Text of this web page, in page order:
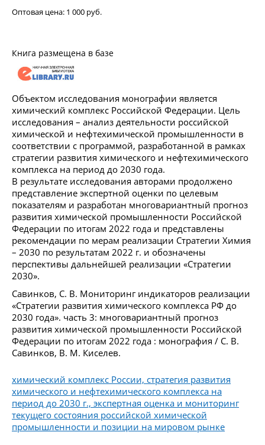
Оптовая цена: 1 000 руб.
Книга размещена в базе
Объектом исследования монографии является
химический комплекс Российской Федерации. Цель
исследования – анализ деятельности российской
химической и нефтехимической промышленности в
соответствии с программой, разработанной в рамках
стратегии развития химического и нефтехимического
комплекса на период до 2030 года.
В результате исследования авторами продолжено
представление экспертной оценки по целевым
показателям и разработан многовариантный прогноз
развития химической промышленности Российской
Федерации по итогам 2022 года и представлены
рекомендации по мерам реализации Стратегии Химия
– 2030 по результатам 2022 г. и обозначены
перспективы дальнейшей реализации «Стратегии
2030».
Савинков, С. В. Мониторинг индикаторов реализации
«Стратегии развития химического комплекса РФ до
2030 года». часть 3: многовариантный прогноз
развития химической промышленности Российской
Федерации по итогам 2022 года : монография / С. В.
Савинков, В. М. Киселев.
химический комплекс России, стратегия развития
химического и нефтехимического комплекса на
период до 2030 г., экспертная оценка и мониторинг
текущего состояния российской химической
промышленности и позиции на мировом рынке